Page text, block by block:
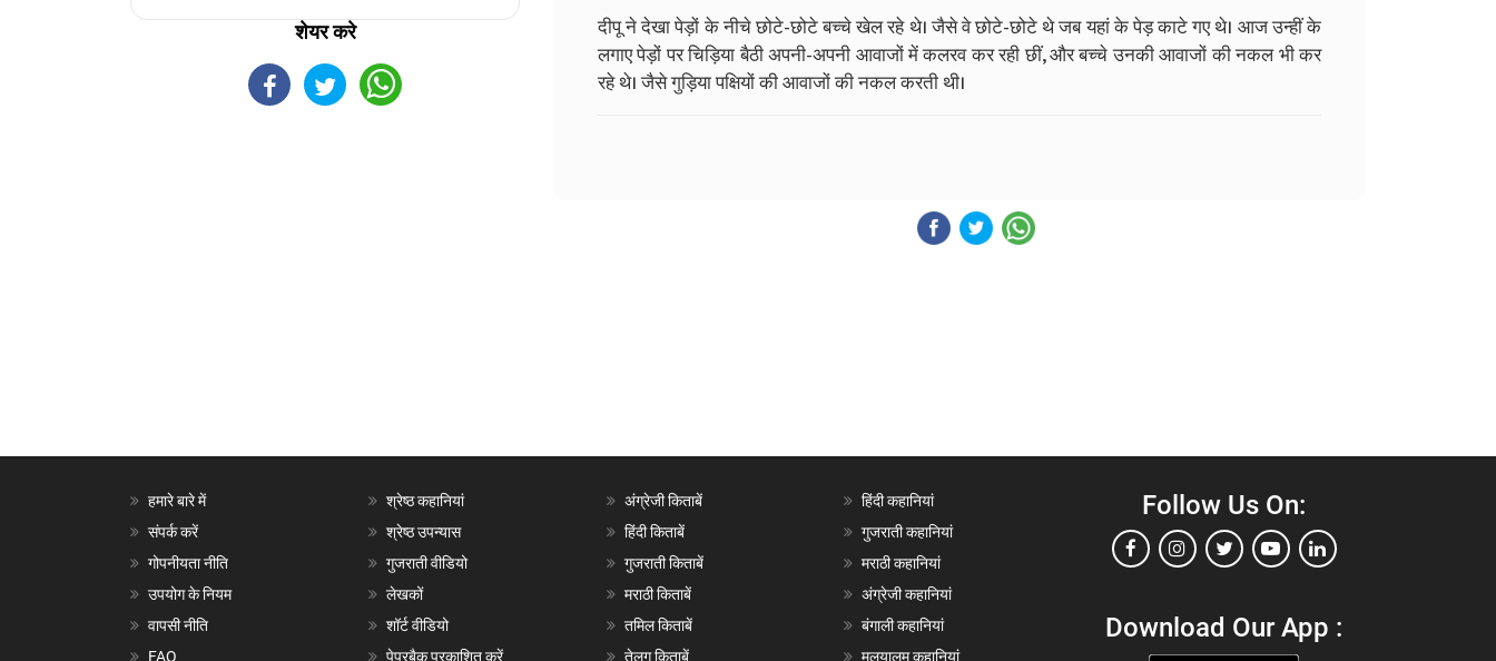
शेयर करे
दीपू ने देखा पेड़ों के नीचे छोटे-छोटे बच्चे खेल रहे थे। जैसे वे छोटे-छोटे थे जब यहां के पेड़ काटे गए थे। आज उन्हीं के
लगाए पेड़ों पर चिड़िया बैठी अपनी-अपनी आवाजों में कलरव कर रही छीं, और बच्चे उनकी आवाजों की नकल भी कर
रहे थे। जैसे गुड़िया पक्षियों की आवाजों की नकल करती थी।
हमारे बारे में
संपर्क करें
गोपनीयता नीति
उपयोग के नियम
वापसी नीति
FAQ
श्रेष्ठ कहानियां
श्रेष्ठ उपन्यास
गुजराती वीडियो
लेखकों
शॉर्ट वीडियो
पेपरबैक प्रकाशित करें
अंग्रेजी किताबें
हिंदी किताबें
गुजराती किताबें
मराठी किताबें
तमिल किताबें
तेलगु किताबें
हिंदी कहानियां
गुजराती कहानियां
मराठी कहानियां
अंग्रेजी कहानियां
बंगाली कहानियां
मलयालम कहानियां
Follow Us On:
Download Our App :